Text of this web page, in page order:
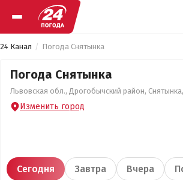
24 Канал Погода Снятынка
Погода Снятынка
Львовская обл., Дрогобычский район,
Изменить город
Сегодня Завтра Вчера